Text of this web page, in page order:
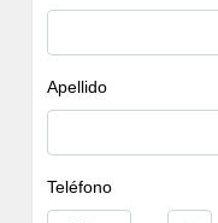
Apellido
Teléfono